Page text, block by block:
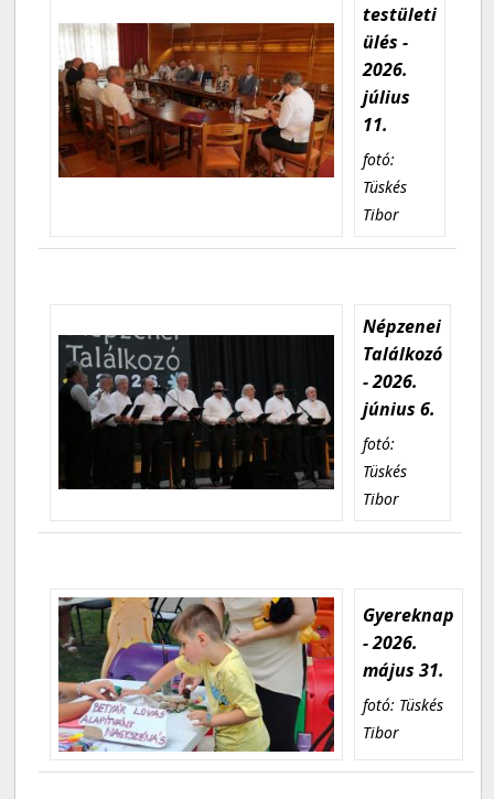
testületi
ülés -
2026.
július
11.
fotó:
Tüskés
Tibor
Népzenei
Találkozó
- 2026.
június 6.
fotó:
Tüskés
Tibor
Gyereknap
- 2026.
május 31.
fotó: Tüskés
Tibor